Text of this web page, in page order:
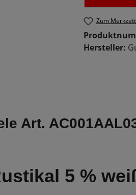
Zum
Hersteller:
Art.
5 %